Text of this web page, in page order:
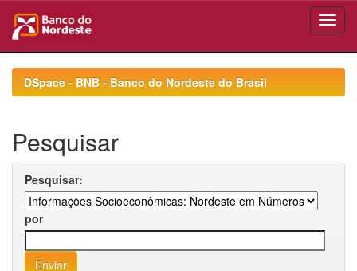
navigationDSpace - BNB - Banco do Nordeste do Brasil
Pesquisar
Pesquisar:
por